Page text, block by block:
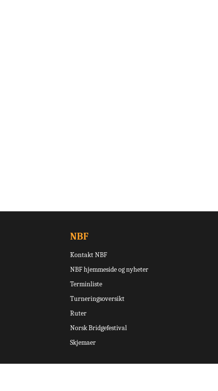
NBF
Kontakt NBF
NBF hjemmeside og nyheter
Terminliste
Turneringsoversikt
Ruter
Norsk Bridgefestival
Skjemaer